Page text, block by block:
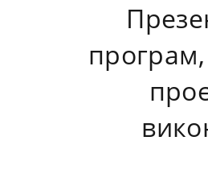
програм,